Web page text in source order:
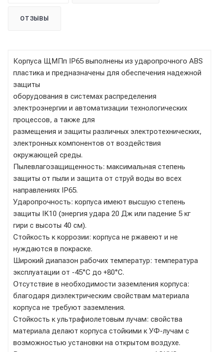
ОТЗЫВЫ
Корпуса ЩМПп IP65 выполнены из ударопрочного ABS
пластика и предназначены для обеспечения надежной
защиты
оборудования в системах распределения
электроэнергии и автоматизации технологических
процессов, а также для
размещения и защиты различных электротехнических,
электронных компонентов от воздействия
окружающей среды.
Пылевлагозащищенность: максимальная степень
защиты от пыли и защита от струй воды во всех
направлениях IP65.
Ударопрочность: корпуса имеют высшую степень
защиты IK10 (энергия удара 20 Дж или падение 5 кг
гири с высоты 40 см).
Стойкость к коррозии: корпуса не ржавеют и не
нуждаются в покраске.
Широкий диапазон рабочих температур: температура
эксплуатации от -45°C до +80°C.
Отсутствие в необходимости заземления корпуса:
благодаря диэлектрическим свойствам материала
корпуса не требуют заземления.
Стойкость к ультрафиолетовым лучам: свойства
материала делают корпуса стойкими к УФ-лучам с
возможностью установки на открытом воздухе.